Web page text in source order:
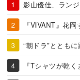
影山優佳、ラン
『VIVANT』花
“朝ドラ”ととも
『Tシャツが乾